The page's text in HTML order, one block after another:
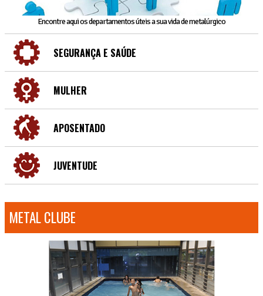
Encontre aqui os departamentos úteis a sua vida de metalúrgico
SEGURANÇA E SAÚDE
MULHER
APOSENTADO
JUVENTUDE
METAL CLUBE